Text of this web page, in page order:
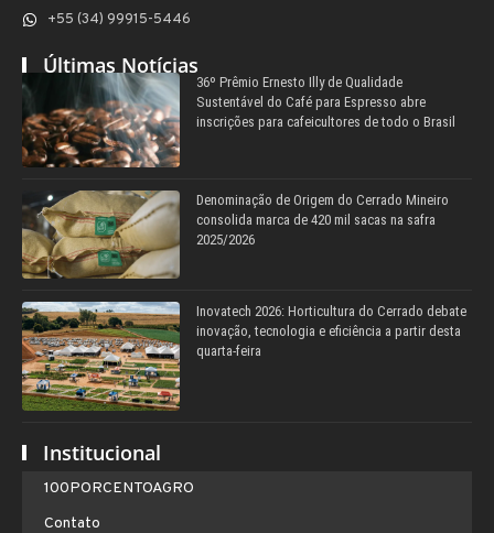
+55 (34) 99915-5446
Últimas Notícias
36º Prêmio Ernesto Illy de Qualidade
Sustentável do Café para Espresso abre
inscrições para cafeicultores de todo o Brasil
Denominação de Origem do Cerrado Mineiro
consolida marca de 420 mil sacas na safra
2025/2026
Inovatech 2026: Horticultura do Cerrado debate
inovação, tecnologia e eficiência a partir desta
quarta-feira
Institucional
100PORCENTOAGRO
Contato